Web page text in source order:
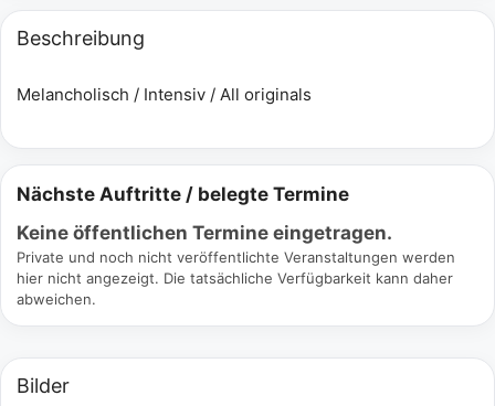
Beschreibung
Melancholisch / Intensiv / All originals
Nächste Auftritte / belegte Termine
Keine öffentlichen Termine eingetragen.
Private und noch nicht veröffentlichte Veranstaltungen werden
hier nicht angezeigt. Die tatsächliche Verfügbarkeit kann daher
abweichen.
Bilder